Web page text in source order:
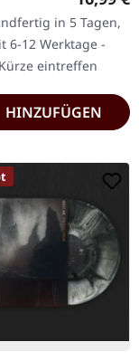
1990 „Into
entfesselten,
sie nicht nur ein…
in 5 Tagen,
6-12 Werktage -
eintreffen
HINZUFÜGEN